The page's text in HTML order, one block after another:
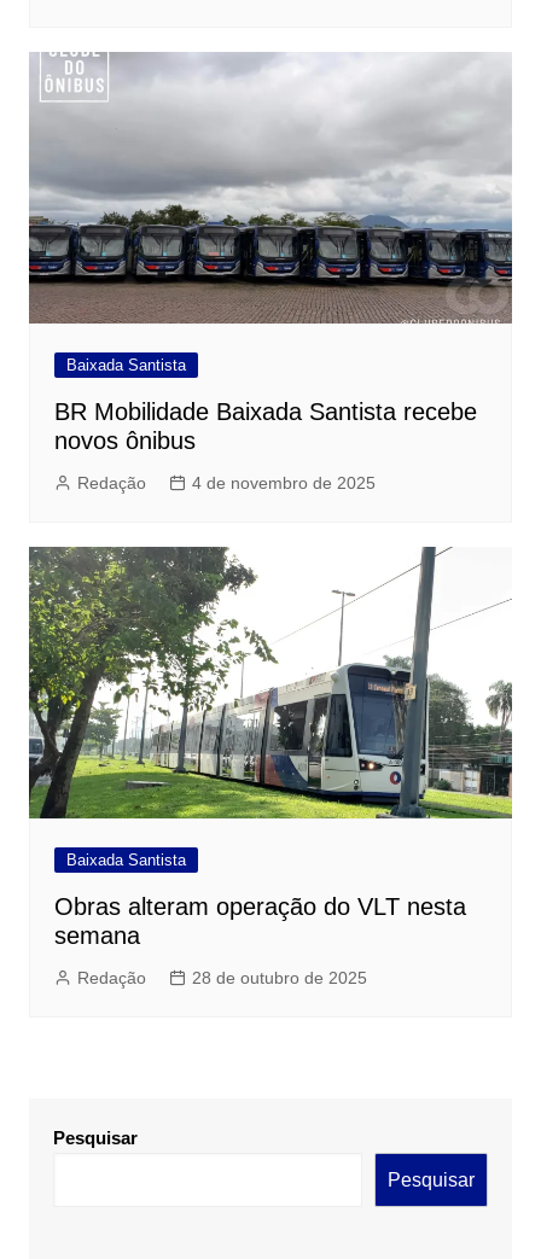
Baixada Santista
BR Mobilidade Baixada Santista recebe
novos ônibus
Redação 4 de novembro de 2025
Baixada Santista
Obras alteram operação do VLT nesta
semana
Redação 28 de outubro de 2025
Pesquisar
Pesquisar